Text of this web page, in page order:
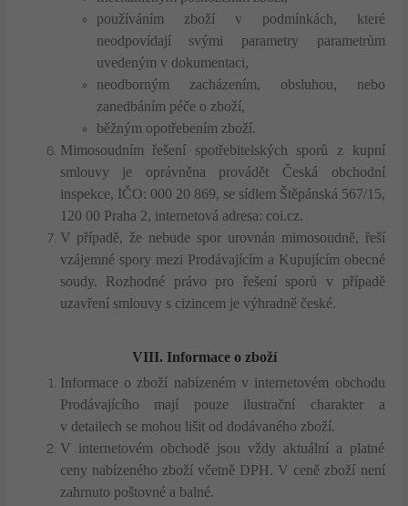
používáním zboží v podmínkách, které
neodpovídají svými parametry parametrům
uvedeným v dokumentaci,
neodborným zacházením, obsluhou, nebo
zanedbáním péče o zboží,
běžným opotřebením zboží.
Mimosoudním řešení spotřebitelských sporů z kupní
smlouvy je oprávněna provádět Česká obchodní
inspekce, IČO: 000 20 869, se sídlem Štěpánská 567/15,
120 00 Praha 2, internetová adresa: coi.cz.
V případě, že nebude spor urovnán mimosoudně, řeší
vzájemné spory mezi Prodávajícím a Kupujícím obecné
soudy. Rozhodné právo pro řešení sporů v případě
uzavření smlouvy s cizincem je výhradně české.
VIII. Informace o zboží
Informace o zboží nabízeném v internetovém obchodu
Prodávajícího mají pouze ilustrační charakter a
v detailech se mohou lišit od dodávaného zboží.
V internetovém obchodě jsou vždy aktuální a platné
ceny nabízeného zboží včetně DPH. V ceně zboží není
zahrnuto poštovné a balné.